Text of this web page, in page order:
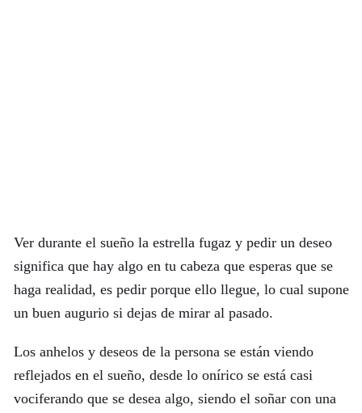
Ver durante el sueño la estrella fugaz y pedir un deseo
significa que hay algo en tu cabeza que esperas que se
haga realidad, es pedir porque ello llegue, lo cual supone
un buen augurio si dejas de mirar al pasado.
Los anhelos y deseos de la persona se están viendo
reflejados en el sueño, desde lo onírico se está casi
vociferando que se desea algo, siendo el soñar con una